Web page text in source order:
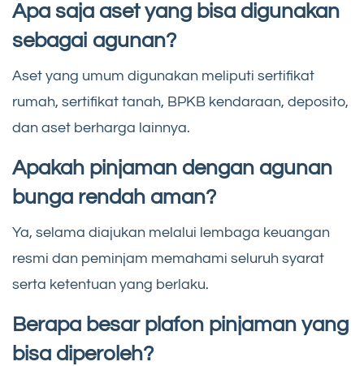
Apa saja aset yang bisa digunakan
sebagai agunan?
Aset yang umum digunakan meliputi sertifikat
rumah, sertifikat tanah, BPKB kendaraan, deposito,
dan aset berharga lainnya.
Apakah pinjaman dengan agunan
bunga rendah aman?
Ya, selama diajukan melalui lembaga keuangan
resmi dan peminjam memahami seluruh syarat
serta ketentuan yang berlaku.
Berapa besar plafon pinjaman yang
bisa diperoleh?